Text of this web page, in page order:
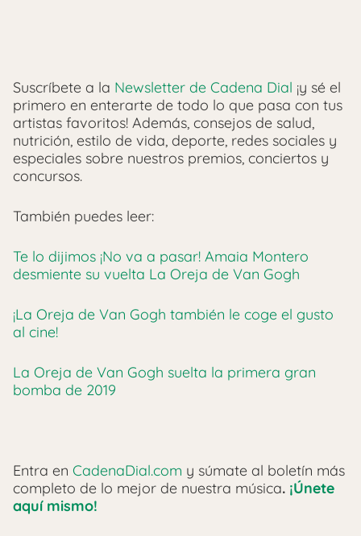
Suscríbete a la Newsletter de Cadena Dial ¡y sé el
primero en enterarte de todo lo que pasa con tus
artistas favoritos! Además, consejos de salud,
nutrición, estilo de vida, deporte, redes sociales y
especiales sobre nuestros premios, conciertos y
concursos.
También puedes leer:
Te lo dijimos ¡No va a pasar! Amaia Montero
desmiente su vuelta La Oreja de Van Gogh
¡La Oreja de Van Gogh también le coge el gusto
al cine!
La Oreja de Van Gogh suelta la primera gran
bomba de 2019
Entra en CadenaDial.com y súmate al boletín más
completo de lo mejor de nuestra música. ¡Únete
aquí mismo!